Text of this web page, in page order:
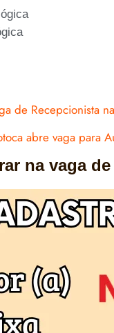
de Recepcionista
abre vaga para
na vaga